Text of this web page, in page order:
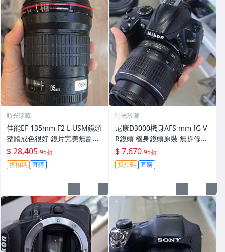
時光珍藏
佳能EF 135mm F2 L USM鏡頭
整體成色很好 鏡片完美無劃痕
功能一切正常 無拆修無-3430
$ 28,405 95折
折扣碼 直購
時光珍藏
尼康D3000機身AFS mm fG V
R鏡頭 機身鏡頭原裝 無拆修無
翻新 有輕微使用痕跡 鏡頭-34
30
$ 7,670 95折
折扣碼 直購